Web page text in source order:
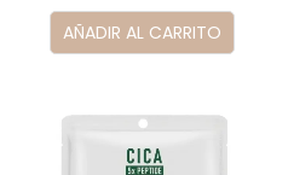
AÑADIR AL CARRITO